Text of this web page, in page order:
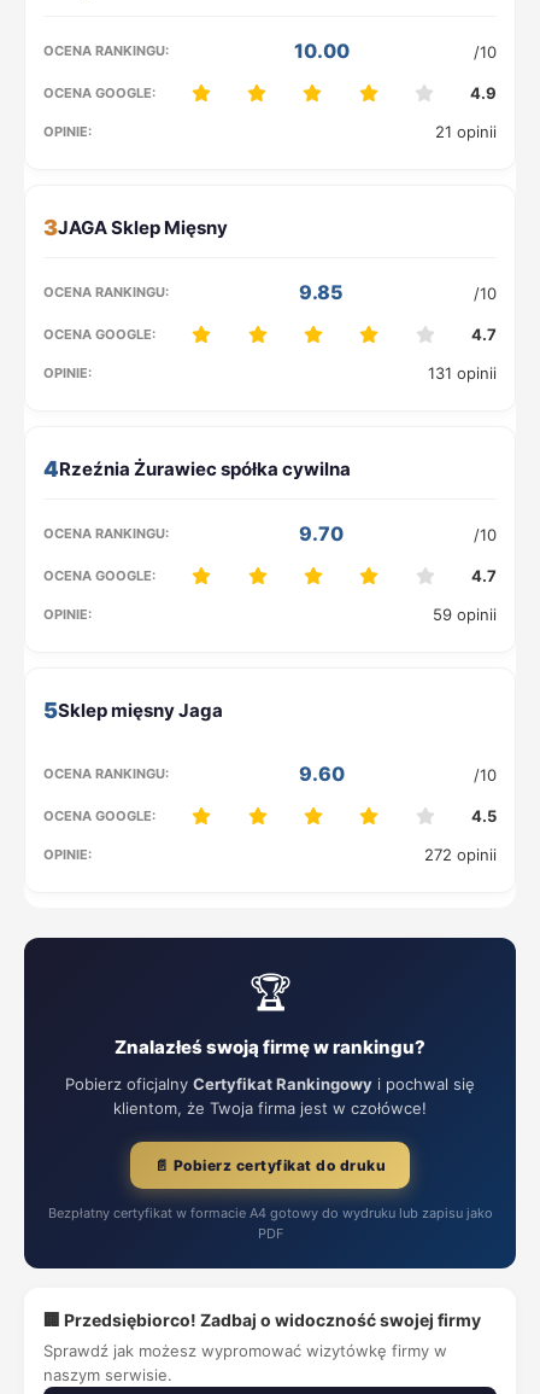
10.00 /10
4.9
21 opinii
3
9.85 /10
4.7
131 opinii
4
9.70 /10
4.7
59 opinii
5
9.60 /10
4.5
272 opinii
🏆
Znalazłeś swoją firmę w rankingu?
Pobierz oficjalny Certyfikat Rankingowy i pochwal się
klientom, że Twoja firma jest w czołówce!
📄 Pobierz certyfikat do druku
Bezpłatny certyfikat w formacie A4 gotowy do wydruku lub zapisu jako
PDF
🏢 Przedsiębiorco! Zadbaj o widoczność swojej firmy
Sprawdź jak możesz wypromować wizytówkę firmy w
naszym serwisie.